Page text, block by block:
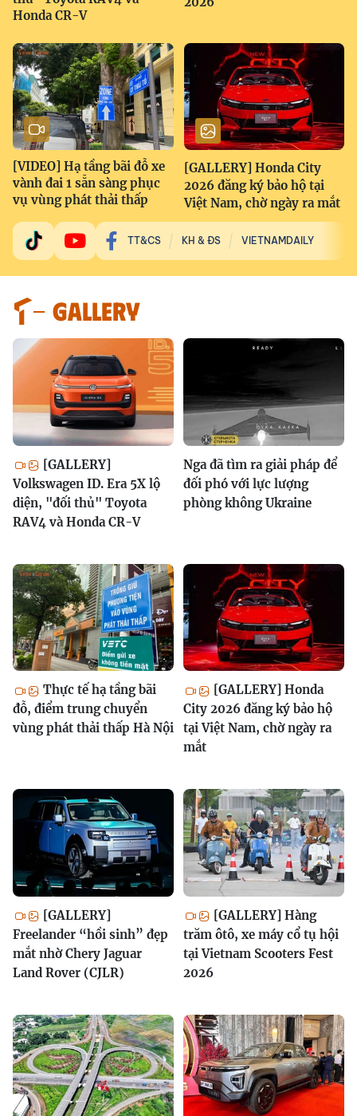
Honda CR-V
[VIDEO] Hạ tầng bãi đỗ xe
vành đai 1 sẵn sàng phục
vụ vùng phát thải thấp
[GALLERY] Honda City
2026 đăng ký bảo hộ tại
Việt Nam, chờ ngày ra mắt
TT&CS KH & ĐS VIETNAMDAILY
GALLERY
[GALLERY]
Volkswagen ID. Era 5X lộ
diện, "đối thủ" Toyota
RAV4 và Honda CR-V
Nga đã tìm ra giải pháp để
đối phó với lực lượng
phòng không Ukraine
Thực tế hạ tầng bãi
đỗ, điểm trung chuyển
vùng phát thải thấp Hà Nội
[GALLERY] Honda
City 2026 đăng ký bảo hộ
tại Việt Nam, chờ ngày ra
mắt
[GALLERY]
Freelander “hồi sinh” đẹp
mắt nhờ Chery Jaguar
Land Rover (CJLR)
[GALLERY] Hàng
trăm ôtô, xe máy cổ tụ hội
tại Vietnam Scooters Fest
2026